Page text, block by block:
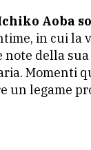
Aoba
in cui la
note della
Momenti
un legame